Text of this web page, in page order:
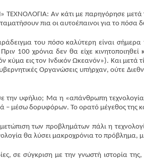
Αν κάτι με παρηγόρησε μετά
πια οι αυτοέπαινοι για το
του πόσο καλύτερη είναι
100 χρόνια δεν θα είχε
κύμα εις τον Ινδικόν Ωκεανόν»). Και μετά
Οργανώσεις υπήρχαν, ούτε
την υφήλιο; Μα η «απάνθρωπη
– μέσω δορυφόρων. Το ορατό μέγεθος της
των προβλημάτων πάλι η
θα λύσει μακροχρόνια το πρόβλημα,
σε σύγκριση με την γνωστή ιστορία